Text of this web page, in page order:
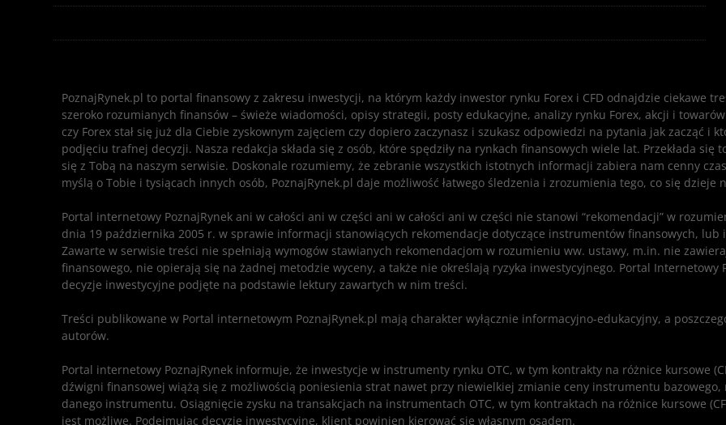
PoznajRynek.pl to portal finansowy z zakresu inwestycji, na którym każdy inwestor rynku Forex i CFD odnajdzie ciekawe
szeroko rozumianych finansów – świeże wiadomości, opisy strategii, posty edukacyjne, analizy rynku Forex, akcji i
czy Forex stał się już dla Ciebie zyskownym zajęciem czy dopiero zaczynasz i szukasz odpowiedzi na pytania jak zacząć i
podjęciu trafnej decyzji. Nasza redakcja składa się z osób, które spędziły na rynkach finansowych wiele lat. Przekłada
się z Tobą na naszym serwisie. Doskonale rozumiemy, że zebranie wszystkich istotnych informacji zabiera nam cenny
myślą o Tobie i tysiącach innych osób, PoznajRynek.pl daje możliwość łatwego śledzenia i zrozumienia tego, co się dzieje
Portal internetowy PoznajRynek ani w całości ani w części ani w całości ani w części nie stanowi “rekomendacji” w
dnia 19 października 2005 r. w sprawie informacji stanowiących rekomendacje dotyczące instrumentów finansowych, lub
Zawarte w serwisie treści nie spełniają wymogów stawianych rekomendacjom w rozumieniu ww. ustawy, m.in. nie
finansowego, nie opierają się na żadnej metodzie wyceny, a także nie określają ryzyka inwestycyjnego. Portal
decyzje inwestycyjne podjęte na podstawie lektury zawartych w nim treści.
Treści publikowane w Portal internetowym PoznajRynek.pl mają charakter wyłącznie informacyjno-edukacyjny, a
autorów.
Portal internetowy PoznajRynek informuje, że inwestycje w instrumenty rynku OTC, w tym kontrakty na różnice kursowe
dźwigni finansowej wiążą się z możliwością poniesienia strat nawet przy niewielkiej zmianie ceny instrumentu
danego instrumentu. Osiągnięcie zysku na transakcjach na instrumentach OTC, w tym kontraktach na różnice kursowe
jest możliwe. Podejmując decyzje inwestycyjne, klient powinien kierować się własnym osądem.